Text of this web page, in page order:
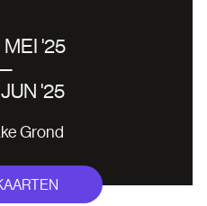
'25
'25
Grond